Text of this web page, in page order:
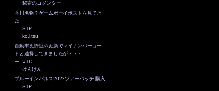
秘密のコメンター
香川名物？ゲームボーイポストを見てき
た
STR
ko.i.tsu
自動車免許証の更新でマイナンバーカー
ドと連携してきましたが・・・
STR
けんけん
ブルーインパルス2022ツアーパッチ 購入
STR